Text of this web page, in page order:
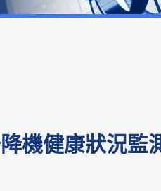
試驗
無人
機健康狀況監